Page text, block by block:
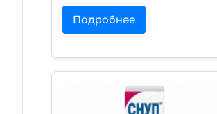
Подробнее